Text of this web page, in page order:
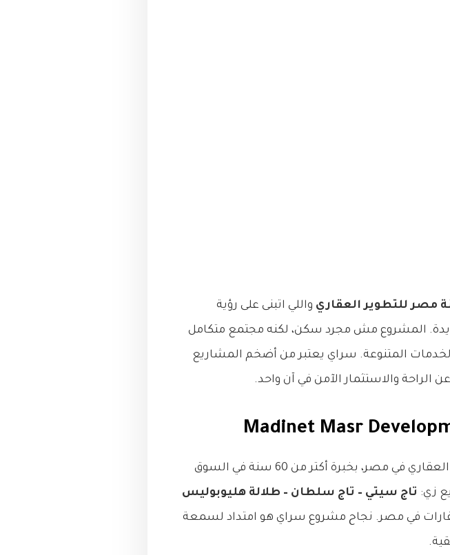
مصر للتطوير العقاري واللي اتبنى على رؤية
المشروع مش مجرد سكن، لكنه مجتمع متكامل
المتنوعة. سراي يعتبر من أضخم المشاريع
الراحة والاستثمار الآمن في آن واحد.
واحدة من أعرق وأكبر شركات التطوير العقاري في مصر، بخبرة أكتر من 60 سنة في السوق
زي: تاج سيتي – تاج سلطان – طلالة هليوبوليس
في مصر. نجاح مشروع سراي هو امتداد لسمعة